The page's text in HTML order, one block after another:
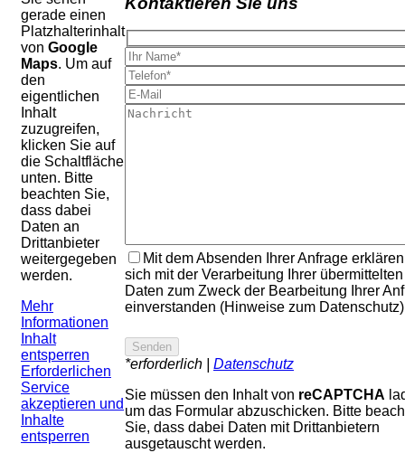
gerade einen
Platzhalterinhalt
von Google
Maps. Um auf
den
eigentlichen
Inhalt
zuzugreifen,
klicken Sie auf
die Schaltfläche
unten. Bitte
beachten Sie,
dass dabei
Daten an
Drittanbieter
weitergegeben
werden.
Mehr
Informationen
Inhalt
entsperren
Erforderlichen
Service
akzeptieren und
Inhalte
entsperren
Mit dem Absenden Ihrer Anfrage
sich mit der Verarbeitung Ihrer übermittelten
Daten zum Zweck der Bearbeitung Ihrer
einverstanden (Hinweise zum Datenschutz)
*erforderlich | Datenschutz
Sie müssen den Inhalt von reCAPTCHA
um das Formular abzuschicken. Bitte
Sie, dass dabei Daten mit Drittanbietern
ausgetauscht werden.